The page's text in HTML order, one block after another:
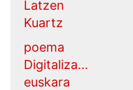
Latzen
Kuartz
poema
Digitaliza...
euskara